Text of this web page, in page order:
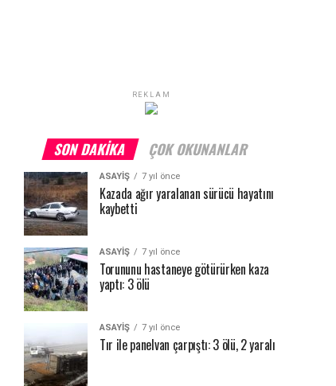
REKLAM
SON DAKIKA ÇOK OKUNANLAR
ASAYİŞ 7 yıl önce
Kazada ağır yaralanan sürücü hayatını
kaybetti
ASAYİŞ 7 yıl önce
Torununu hastaneye götürürken kaza
yaptı: 3 ölü
ASAYİŞ 7 yıl önce
Tır ile panelvan çarpıştı: 3 ölü, 2 yaralı